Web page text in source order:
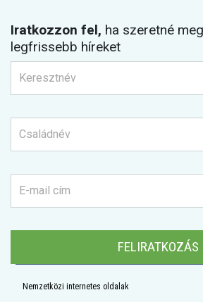
Iratkozzon fel, ha szeretné
legfrissebb híreket
FELIRATKOZÁS
Nemzetközi internetes oldalak